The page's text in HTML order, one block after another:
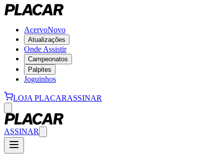
AcervoNovo
Atualizações
Onde Assistir
Campeonatos
Palpites
Joguinhos
LOJA PLACARASSINAR
ASSINAR